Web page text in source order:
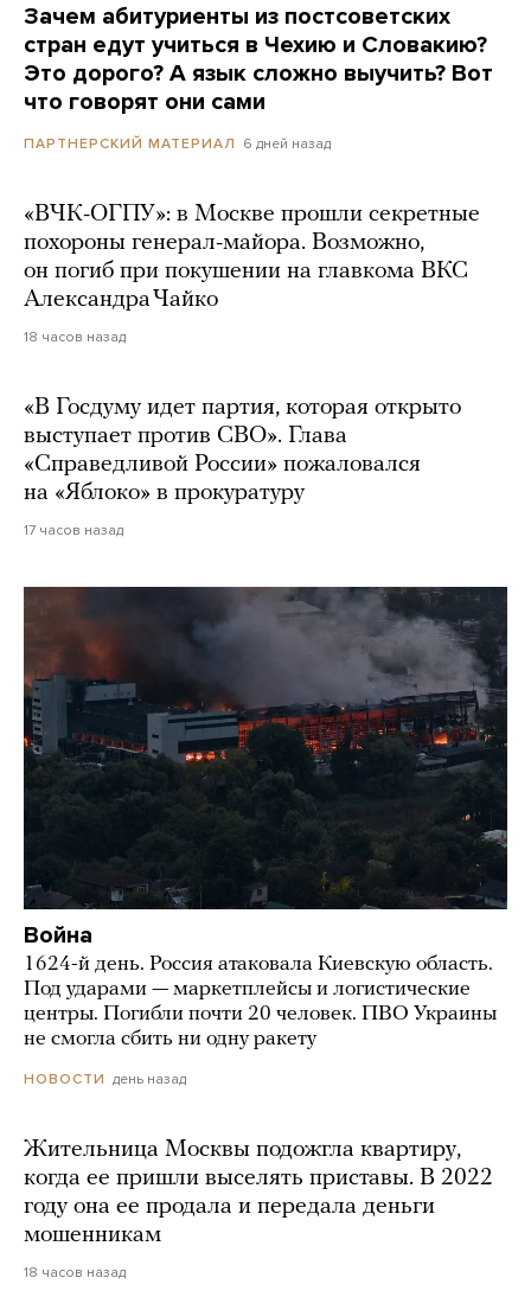
Зачем абитуриенты из постсоветских
стран едут учиться в Чехию и Словакию?
Это дорого? А язык сложно выучить? Вот
что говорят они сами
ПАРТНЕРСКИЙ МАТЕРИАЛ 6 дней назад
«ВЧК-ОГПУ»: в Москве прошли секретные
похороны генерал-майора. Возможно,
он погиб при покушении на главкома ВКС
Александра Чайко
18 часов назад
«В Госдуму идет партия, которая открыто
выступает против СВО». Глава
«Справедливой России» пожаловался
на «Яблоко» в прокуратуру
17 часов назад
Война
1624-й день. Россия атаковала Киевскую область.
Под ударами — маркетплейсы и логистические
центры. Погибли почти 20 человек. ПВО Украины
не смогла сбить ни одну ракету
НОВОСТИ день назад
Жительница Москвы подожгла квартиру,
когда ее пришли выселять приставы. В 2022
году она ее продала и передала деньги
мошенникам
18 часов назад